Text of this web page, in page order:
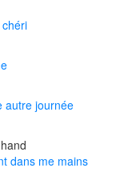
autre journée
dans me mains